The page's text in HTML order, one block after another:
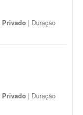
Privado | Duração
Privado | Duração